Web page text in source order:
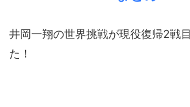
井岡一翔の世界挑戦が現役復帰2戦
た！